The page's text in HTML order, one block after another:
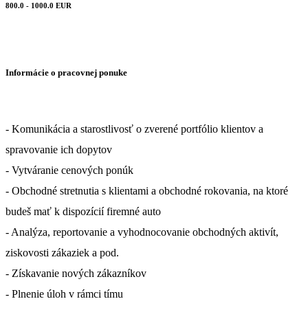
800.0 - 1000.0 EUR
Informácie o pracovnej ponuke
- Komunikácia a starostlivosť o zverené portfólio klientov a
spravovanie ich dopytov
- Vytváranie cenových ponúk
- Obchodné stretnutia s klientami a obchodné rokovania, na ktoré
budeš mať k dispozícií firemné auto
- Analýza, reportovanie a vyhodnocovanie obchodných aktivít,
ziskovosti zákaziek a pod.
- Získavanie nových zákazníkov